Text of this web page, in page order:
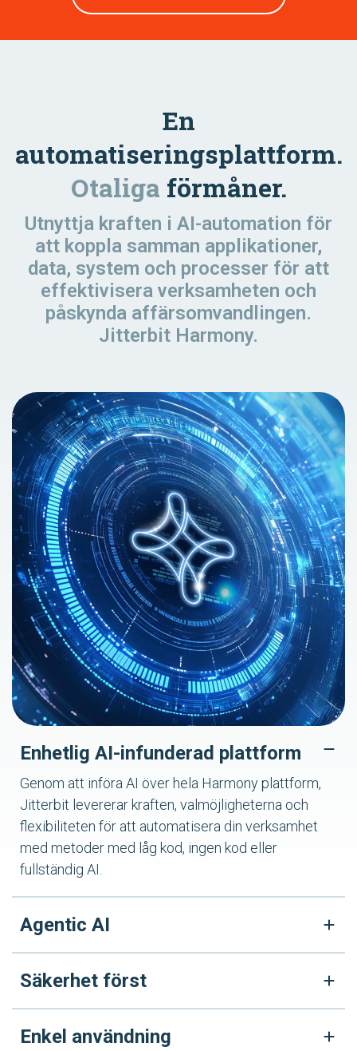
En
automatiseringsplattform.
Otaliga förmåner.
Utnyttja kraften i AI-automation för
att koppla samman applikationer,
data, system och processer för att
effektivisera verksamheten och
påskynda affärsomvandlingen.
Jitterbit Harmony.
Enhetlig AI-infunderad plattform
Genom att införa AI över hela Harmony plattform,
Jitterbit levererar kraften, valmöjligheterna och
flexibiliteten för att automatisera din verksamhet
med metoder med låg kod, ingen kod eller
fullständig AI.
Agentic AI
Säkerhet först
Enkel användning